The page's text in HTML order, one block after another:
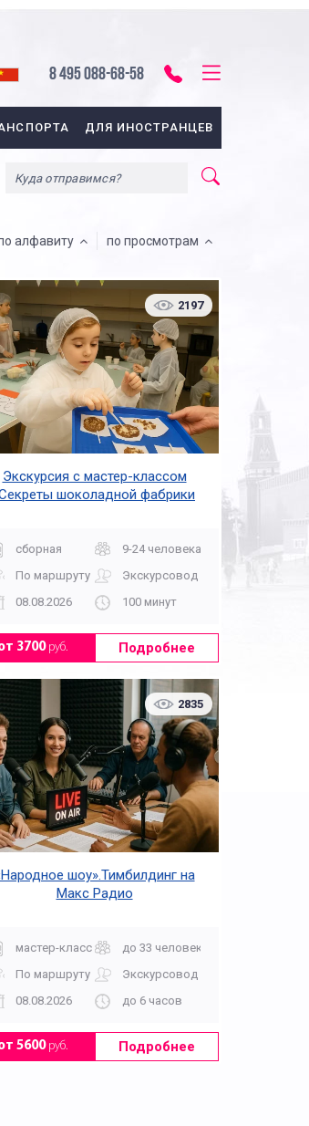
8 495 088-68-58
ДЛЯ ИНОСТРАНЦЕВ
алфавиту по просмотрам
2197
Экскурсия с мастер-классом
шоколадной фабрики
сборная
9-24 человека
По маршруту
Экскурсовод
08.08.2026
100 минут
3700руб. Подробнее
2835
шоу».Тимбилдинг на
Макс Радио
мастер-класс
до 33 человек
По маршруту
Экскурсовод
08.08.2026
до 6 часов
5600руб. Подробнее